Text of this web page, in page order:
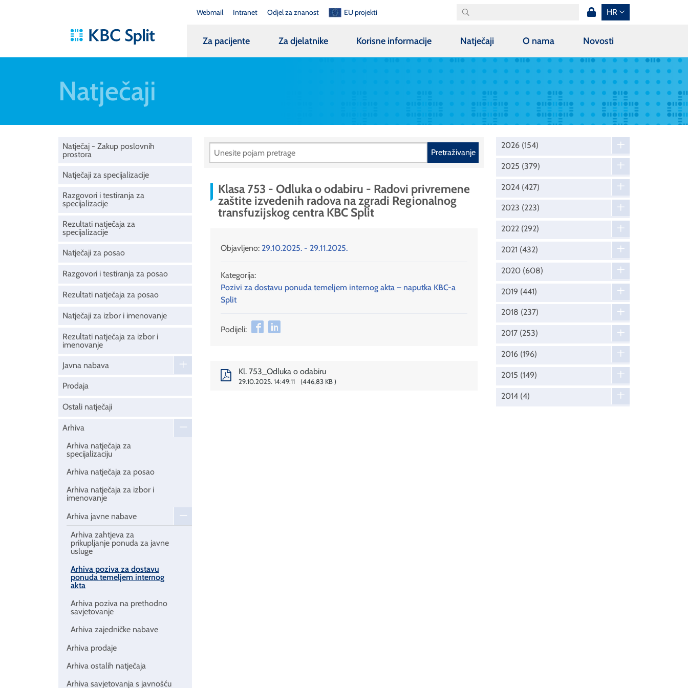
Webmail Intranet Odjel za znanost EU projekti HR
Za pacijente Za djelatnike Korisne informacije Natječaji O nama Novosti
Natječaji
Natječaj - Zakup poslovnih
prostora
Natječaji za specijalizacije
Razgovori i testiranja za
specijalizacije
Rezultati natječaja za
specijalizacije
Natječaji za posao
Razgovori i testiranja za posao
Rezultati natječaja za posao
Natječaji za izbor i imenovanje
Rezultati natječaja za izbor i
imenovanje
Javna nabava
Prodaja
Ostali natječaji
Arhiva
Arhiva natječaja za
specijalizaciju
Arhiva natječaja za posao
Arhiva natječaja za izbor i
imenovanje
Arhiva javne nabave
Arhiva zahtjeva za
prikupljanje ponuda za javne
usluge
Arhiva poziva za dostavu
ponuda temeljem internog
akta
Arhiva poziva na prethodno
savjetovanje
Arhiva zajedničke nabave
Arhiva prodaje
Arhiva ostalih natječaja
Arhiva savjetovanja s javnošću
Pretraživanje
Klasa 753 - Odluka o odabiru - Radovi privremene
zaštite izvedenih radova na zgradi Regionalnog
transfuzijskog centra KBC Split
Objavljeno: 29.10.2025. - 29.11.2025.
Kategorija:
Pozivi za dostavu ponuda temeljem internog akta – naputka KBC-a
Split
Podijeli:
Kl. 753_Odluka o odabiru
29.10.2025. 14:49:11 446,83 KB
2026 (154)
2025 (379)
2024 (427)
2023 (223)
2022 (292)
2021 (432)
2020 (608)
2019 (441)
2018 (237)
2017 (253)
2016 (196)
2015 (149)
2014 (4)